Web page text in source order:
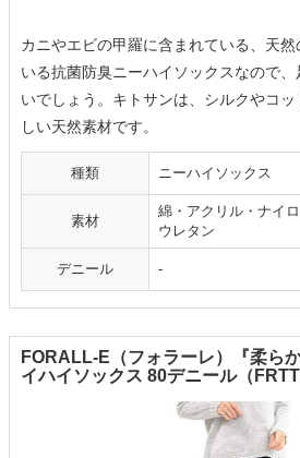
カニやエビの甲羅に含まれている、天
いる抗菌防臭ニーハイソックスなので
いでしょう。キトサンは、シルクやコ
しい天然素材です。
種類 ニーハイソックス
素材
綿・アクリル・ナイ
ウレタン
デニール -
FORALL-E（フォラーレ）『柔ら
イハイソックス 80デニール（